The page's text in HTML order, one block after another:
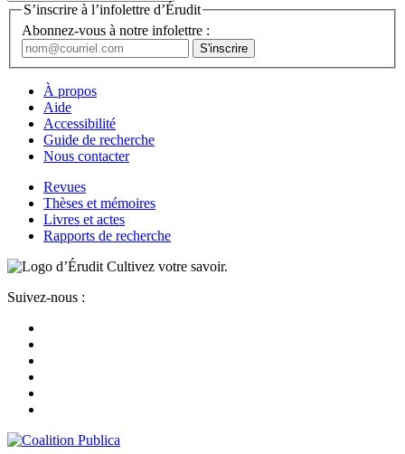
S’inscrire à l’infolettre d’Érudit
Abonnez-vous à notre infolettre :
À propos
Aide
Accessibilité
Guide de recherche
Nous contacter
Revues
Thèses et mémoires
Livres et actes
Rapports de recherche
Cultivez votre savoir.
Suivez-nous :